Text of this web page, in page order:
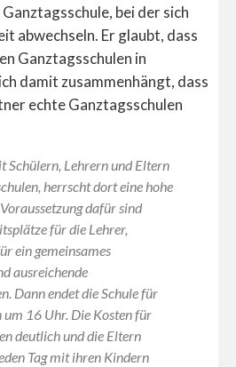
bei der sich
abwechseln. Er glaubt, dass
Ganztagsschulen in
damit zusammenhängt, dass
echte Ganztagsschulen
Schülern, Lehrern und Eltern
herrscht dort eine hohe
dafür sind
für die Lehrer,
ein gemeinsames
ausreichende
Dann endet die Schule für
um 16 Uhr. Die Kosten für
deutlich und die Eltern
Tag mit ihren Kindern